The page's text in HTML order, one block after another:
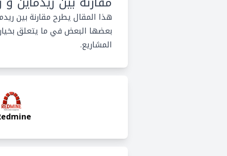
هذا المقال يطرح مقارنة بين
بعضها البعض في ما يتعلق
المشاريع.